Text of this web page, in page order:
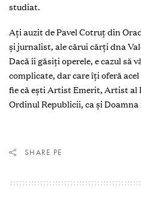
studiat.
Ați auzit de Pavel Cotruț din
și jurnalist, ale cărui cărți dna
Dacă îi găsiți operele, e cazul să
complicate, dar care îți oferă
fie că ești Artist Emerit, Artist al
Ordinul Republicii, ca și
SHARE PE